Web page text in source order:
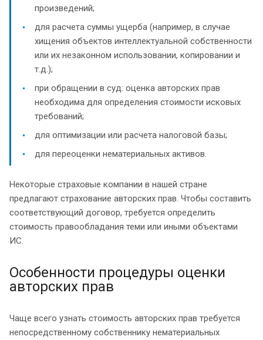
произведений;
для расчета суммы ущерба (например, в случае
хищения объектов интеллектуальной собственности
или их незаконном использовании, копировании и
т.д.);
при обращении в суд: оценка авторских прав
необходима для определения стоимости исковых
требований;
для оптимизации или расчета налоговой базы;
для переоценки нематериальных активов.
Некоторые страховые компании в нашей стране
предлагают страхование авторских прав. Чтобы составить
соответствующий договор, требуется определить
стоимость правообладания теми или иными объектами
ИС.
Особенности процедуры оценки
авторских прав
Чаще всего узнать стоимость авторских прав требуется
непосредственному собственнику нематериальных